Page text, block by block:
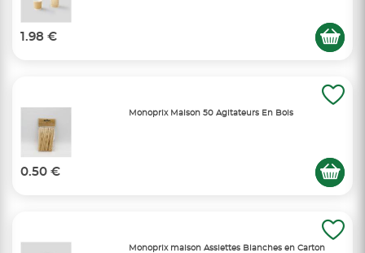
1.98 €
Monoprix Maison 50 Agitateurs En Bois
0.50 €
Monoprix maison Assiettes Blanches en Carton